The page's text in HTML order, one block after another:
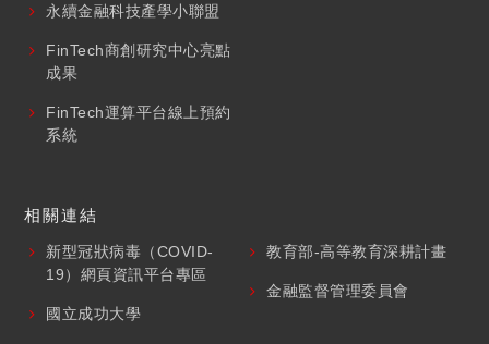
永續金融科技產學小聯盟
FinTech商創研究中心亮點
成果
FinTech運算平台線上預約
系統
相關連結
新型冠狀病毒（COVID-
19）網頁資訊平台專區
國立成功大學
教育部-高等教育深耕計畫
金融監督管理委員會